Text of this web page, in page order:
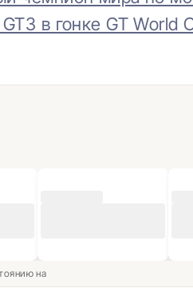
в гонке GT World
на